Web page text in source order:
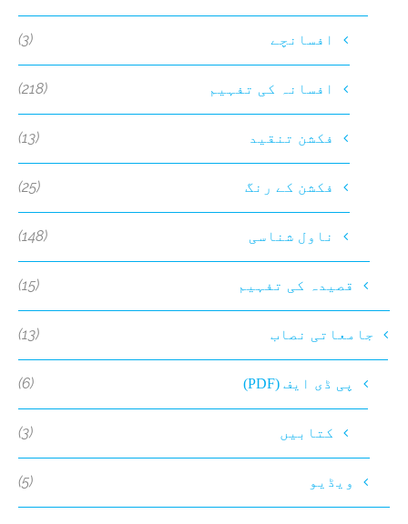
افسانچے (3)
افسانہ کی تفہیم (218)
فکشن تنقید (13)
فکشن کے رنگ (25)
ناول شناسی (148)
قصیدہ کی تفہیم (15)
جامعاتی نصاب (13)
پی ڈی ایف (PDF) (6)
کتابیں (3)
ویڈیو (5)